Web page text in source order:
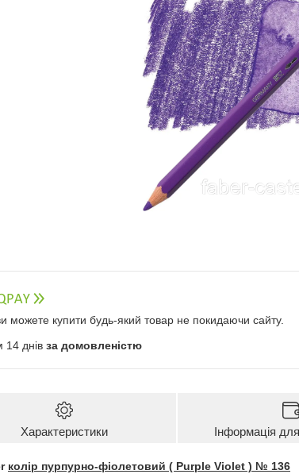
можете купити будь-який товар не покидаючи сайту.
14 днів за домовленістю
Характеристики Інформація
колір пурпурно-фіолетовий ( Purple Violet ) № 136